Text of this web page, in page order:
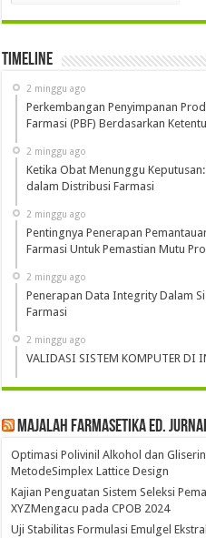
Timeline
2 minggu ago
Perkembangan Penyimpanan
Farmasi (PBF) Berdasarkan
2 minggu ago
Ketika Obat Menunggu
dalam Distribusi Farmasi
2 minggu ago
Pentingnya Penerapan
Farmasi Untuk Pemastian Mutu
2 minggu ago
Penerapan Data Integrity Dalam
Farmasi
2 minggu ago
VALIDASI SISTEM KOMPUTER DI
Majalah Farmasetika Ed.
Optimasi Polivinil Alkohol dan
MetodeSimplex Lattice Design
Kajian Penguatan Sistem Seleksi
XYZMengacu pada CPOB 2024
Uji Stabilitas Formulasi Emulgel